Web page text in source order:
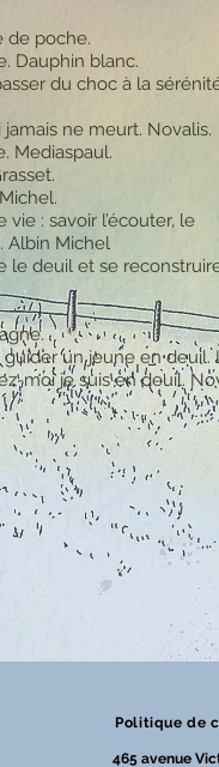
de poche.
Dauphin blanc.
du choc à la
jamais ne meurt. Novalis.
Mediaspaul.
: savoir l’écouter, le
Albin Michel
le deuil et se
un jeune en deuil.
moi je suis en deuil.
Politique de
465 avenue